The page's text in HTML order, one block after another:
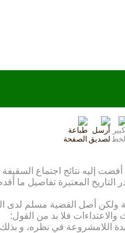
نتائج اجتماع السقیفة
المعتبرة تفاصیل ما
ولکن أصل القضیة مسلم لدى
فلا بد من القول:
اللامشروعة في نظره، و